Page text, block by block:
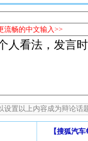
流畅的中文输入>>
【搜狐汽车